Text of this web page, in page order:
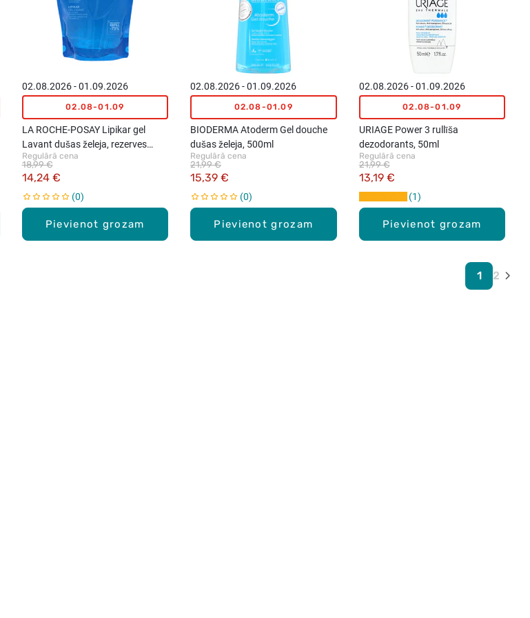
Pievienot grozam
02.08.2026 - 01.09.2026
02.08-01.09
LA ROCHE-POSAY Lipikar gel
Lavant dušas želeja, rezerves
iepakojums, 400ml
Regulārā cena
14,24 €
18,99 €
0
Pievienot grozam
02.08.2026 - 01.09.2026
02.08-01.09
BIODERMA Atoderm Gel douche
dušas želeja, 500ml
Regulārā cena
15,39 €
21,99 €
0
Pievienot grozam
02.08.2026 - 01.09.2026
02.08-01.09
URIAGE Power 3 rullīša
dezodorants, 50ml
Regulārā cena
13,19 €
21,99 €
1
1 2